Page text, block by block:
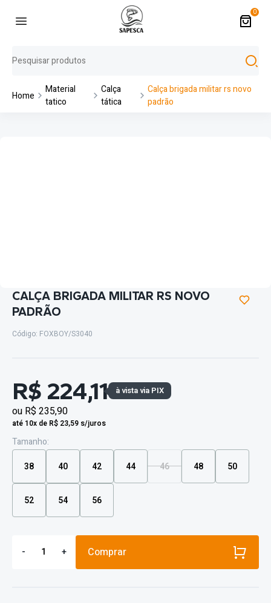
0
Home
Material
tatico
Calça
tática
Calça brigada militar rs novo
padrão
CALÇA BRIGADA MILITAR RS NOVO
PADRÃO
Código: FOXBOY/S3040
R$ 224,11 à vista via PIX
ou R$ 235,90
até 10x de R$ 23,59 s/juros
Tamanho:
38
40 42 44 46 48 50
52 54 56
- + Comprar